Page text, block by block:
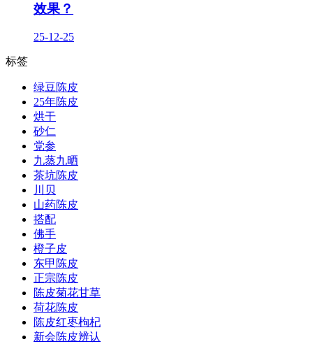
效果？
25-12-25
标签
绿豆陈皮
25年陈皮
烘干
砂仁
党参
九蒸九晒
茶坑陈皮
川贝
山药陈皮
搭配
佛手
橙子皮
东甲陈皮
正宗陈皮
陈皮菊花甘草
荷花陈皮
陈皮红枣枸杞
新会陈皮辨认